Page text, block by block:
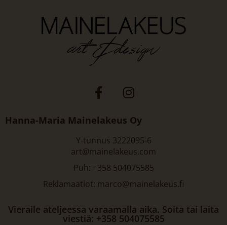
Hanna-Maria Mainelakeus Oy
Y-tunnus 3222095-6
art@mainelakeus.com
Puh: +358 504075585
Reklamaatiot: marco@mainelakeus.fi
Vieraile ateljeessa varaamalla aika. Soita tai laita
viestiä: +358 504075585